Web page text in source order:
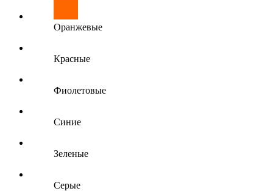
Оранжевые
Красные
Фиолетовые
Синие
Зеленые
Серые